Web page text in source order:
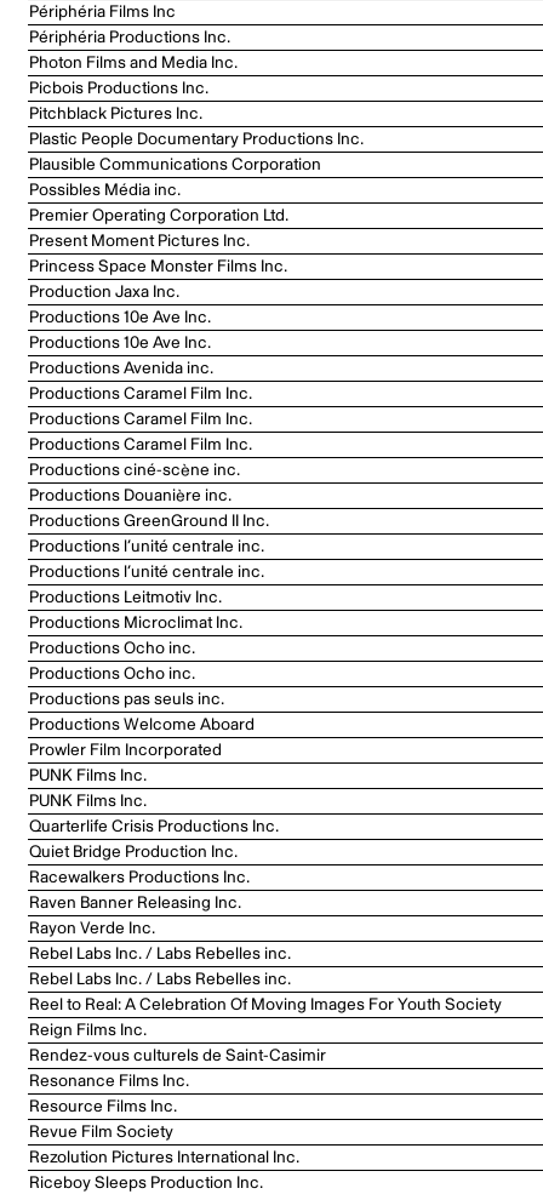
Périphéria Films Inc
Périphéria Productions Inc.
Photon Films and Media Inc.
Picbois Productions Inc.
Pitchblack Pictures Inc.
Plastic People Documentary Productions Inc.
Plausible Communications Corporation
Possibles Média inc.
Premier Operating Corporation Ltd.
Present Moment Pictures Inc.
Princess Space Monster Films Inc.
Production Jaxa Inc.
Productions 10e Ave Inc.
Productions 10e Ave Inc.
Productions Avenida inc.
Productions Caramel Film Inc.
Productions Caramel Film Inc.
Productions Caramel Film Inc.
Productions ciné-scène inc.
Productions Douanière inc.
Productions GreenGround II Inc.
Productions l’unité centrale inc.
Productions l’unité centrale inc.
Productions Leitmotiv Inc.
Productions Microclimat Inc.
Productions Ocho inc.
Productions Ocho inc.
Productions pas seuls inc.
Productions Welcome Aboard
Prowler Film Incorporated
PUNK Films Inc.
PUNK Films Inc.
Quarterlife Crisis Productions Inc.
Quiet Bridge Production Inc.
Racewalkers Productions Inc.
Raven Banner Releasing Inc.
Rayon Verde Inc.
Rebel Labs Inc. / Labs Rebelles inc.
Rebel Labs Inc. / Labs Rebelles inc.
Reel to Real: A Celebration Of Moving Images For Youth Society
Reign Films Inc.
Rendez-vous culturels de Saint-Casimir
Resonance Films Inc.
Resource Films Inc.
Revue Film Society
Rezolution Pictures International Inc.
Riceboy Sleeps Production Inc.